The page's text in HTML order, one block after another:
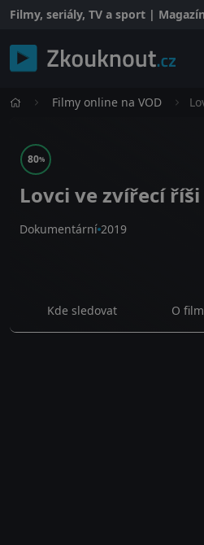
Filmy, seriály, TV a sport |
Filmy online na VOD
80%
Lovci ve zvířecí říši
Dokumentární 2019
Kde sledovat O